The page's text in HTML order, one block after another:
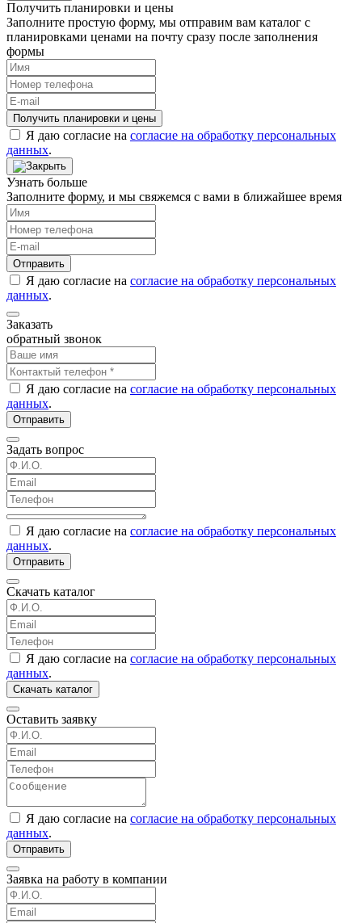
Получить планировки и цены
Заполните простую форму, мы отправим вам каталог с
планировками ценами на почту сразу после заполнения
формы
Получить планировки и цены
Я даю согласие на согласие на обработку персональных
данных.
Узнать больше
Заполните форму, и мы свяжемся с вами в ближайшее время
Отправить
Я даю согласие на согласие на обработку персональных
данных.
Заказать
обратный звонок
Я даю согласие на согласие на обработку персональных
данных.
Отправить
Задать вопрос
Я даю согласие на согласие на обработку персональных
данных.
Отправить
Скачать каталог
Я даю согласие на согласие на обработку персональных
данных.
Скачать каталог
Оставить заявку
Я даю согласие на согласие на обработку персональных
данных.
Отправить
Заявка на работу в компании